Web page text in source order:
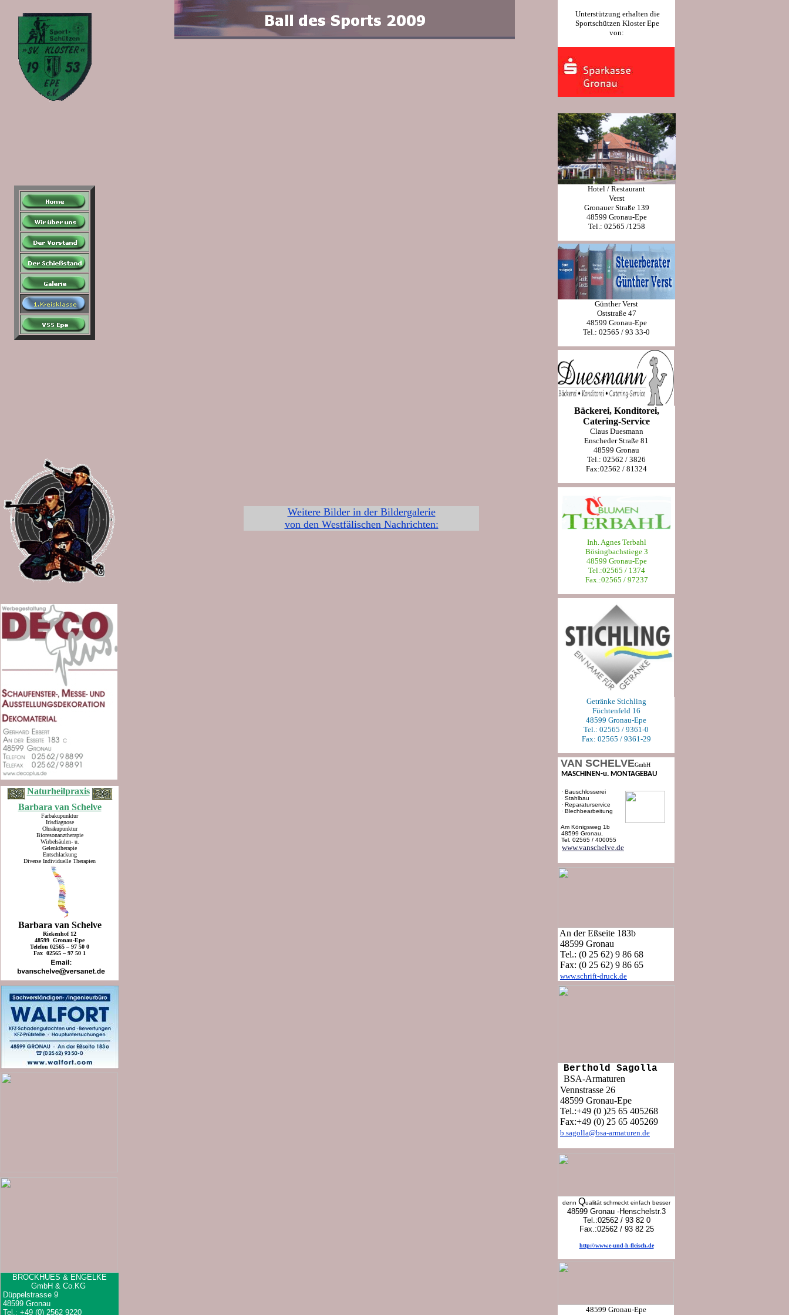
Naturheilpraxis
Barbara van Schelve
Farbakupunktur
Irisdiagnose
Ohrakupunktur
Bioresonanztherapie
Wirbelsäulen- u.
Gelenktherapie
Entschlackung
Diverse Individuelle Therapien
Barbara van Schelve
Riekenhof 12
48599 Gronau-Epe
Telefon 02565 – 97 50 0
Fax 02565 – 97 50 1
BROCKHUES & ENGELKE
GmbH & Co.KG
Düppelstrasse 9
48599 Gronau
Tel.: +49 (0) 2562 9220
Weitere Bilder in der Bildergalerie
von den Westfälischen Nachrichten:
Unterstützung erhalten die
Sportschützen Kloster Epe
von:
Hotel / Restaurant
Verst
Gronauer Straße 139
48599 Gronau-Epe
Tel.: 02565 /1258
Günther Verst
Oststraße 47
48599 Gronau-Epe
Tel.: 02565 / 93 33-0
Bäckerei, Konditorei,
Catering-Service
Claus Duesmann
Enscheder Straße 81
48599 Gronau
Tel.: 02562 / 3826
Fax:02562 / 81324
Inh. Agnes Terbahl
Bösingbachstiege 3
48599 Gronau-Epe
Tel.:02565 / 1374
Fax.:02565 / 97237
Getränke Stichling
Füchtenfeld 16
48599 Gronau-Epe
Tel.: 02565 / 9361-0
Fax: 02565 / 9361-29
VAN SCHELVEGmbH
MASCHINEN-u. MONTAGEBAU
· Bauschlosserei
· Stahlbau
· Reparaturservice
· Blechbearbeitung
Am Königsweg 1b
48599 Gronau,
Tel. 02565 / 400055
www.vanschelve.de
An der Eßseite 183b
48599 Gronau
Tel.: (0 25 62) 9 86 68
Fax: (0 25 62) 9 86 65
www.schrift-druck.de
Berthold Sagolla
BSA-Armaturen
Vennstrasse 26
48599 Gronau-Epe
Tel.:+49 (0 )25 65 405268
Fax:+49 (0) 25 65 405269
b.sagolla@bsa-armaturen.de
denn Qualität schmeckt einfach besser
48599 Gronau -Henschelstr.3
Tel.:02562 / 93 82 0
Fax.:02562 / 93 82 25
http:\\www.e-und-h-fleisch.de
48599 Gronau-Epe